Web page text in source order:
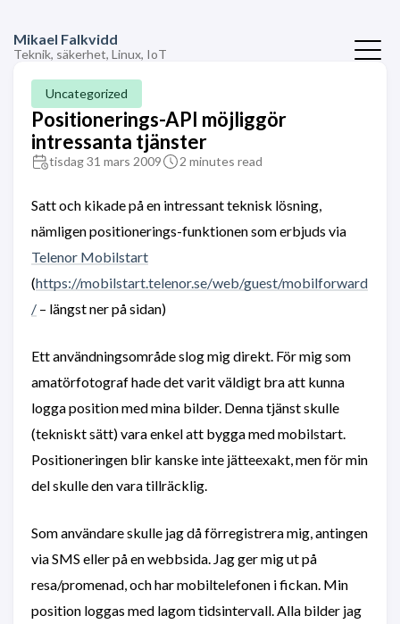
Mikael Falkvidd
Teknik, säkerhet, Linux, IoT
Uncategorized
Positionerings-API möjliggör
intressanta tjänster
tisdag 31 mars 2009 2 minutes read
Satt och kikade på en intressant teknisk lösning,
nämligen positionerings-funktionen som erbjuds via
Telenor Mobilstart
(https://mobilstart.telenor.se/web/guest/mobilforward
/ – längst ner på sidan)
Ett användningsområde slog mig direkt. För mig som
amatörfotograf hade det varit väldigt bra att kunna
logga position med mina bilder. Denna tjänst skulle
(tekniskt sätt) vara enkel att bygga med mobilstart.
Positioneringen blir kanske inte jätteexakt, men för min
del skulle den vara tillräcklig.
Som användare skulle jag då förregistrera mig, antingen
via SMS eller på en webbsida. Jag ger mig ut på
resa/promenad, och har mobiltelefonen i fickan. Min
position loggas med lagom tidsintervall. Alla bilder jag